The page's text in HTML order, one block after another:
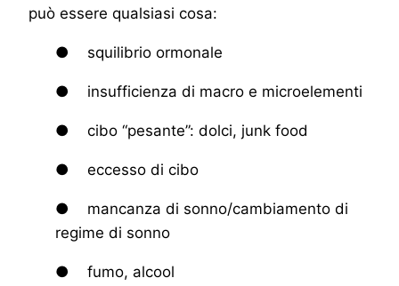
può essere qualsiasi cosa:
● squilibrio ormonale
● insufficienza di macro e microelementi
● cibo “pesante”: dolci, junk food
● eccesso di cibo
● mancanza di sonno/cambiamento di
regime di sonno
● fumo, alcool